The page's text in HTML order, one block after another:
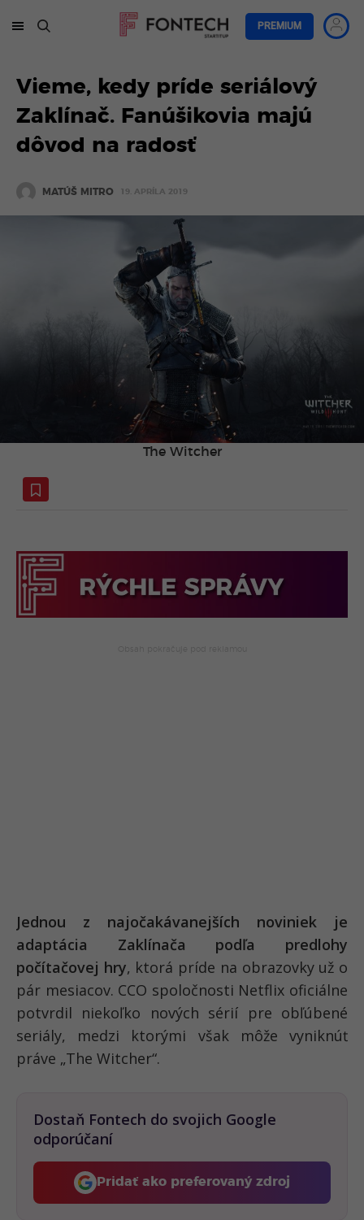
PREMIUM
Vieme, kedy príde seriálový
Zaklínač. Fanúšikovia majú
dôvod na radosť
MATÚŠ MITRO 19. APRÍLA 2019
The Witcher
Jednou z najočakávanejších noviniek je
adaptácia Zaklínača podľa predlohy
počítačovej hry, ktorá príde na obrazovky už o
pár mesiacov. CCO spoločnosti Netflix oficiálne
potvrdil niekoľko nových sérií pre obľúbené
seriály, medzi ktorými však môže vyniknúť
práve „The Witcher“.
Dostaň Fontech do svojich Google
odporúčaní
Pridať ako preferovaný zdroj
Fontech, odkaz sa otvorí v